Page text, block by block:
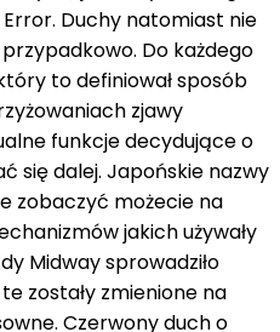
Duchy natomiast nie
Do każdego
to definiował sposób
zjawy
funkcje decydujące o
się dalej. Japońskie nazwy
zobaczyć możecie na
jakich używały
Midway sprowadziło
zostały zmienione na
Czerwony duch o